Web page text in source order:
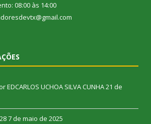
08:00 às 14:00
UCHOA SILVA CUNHA21 de
7 de maio de 2025